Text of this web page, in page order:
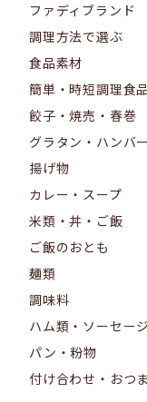
ファディブランド
調理方法で選ぶ
食品素材
簡単・時短調理食品
餃子・焼売・春巻
グラタン・ハンバ
揚げ物
カレー・スープ
米類・丼・ご飯
ご飯のおとも
麺類
調味料
ハム類・ソーセー
パン・粉物
付け合わせ・おつ